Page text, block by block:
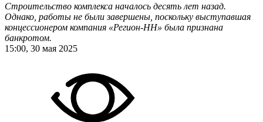
Строительство комплекса началось десять лет назад.
Однако, работы не были завершены, поскольку выступавшая
концессионером компания «Регион-НН» была признана
банкротом.
15:00, 30 мая 2025